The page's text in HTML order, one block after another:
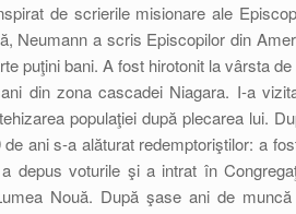
de scrierile misionare ale
Neumann a scris Episcopilor din
puţini bani. A fost hirotonit la vârsta
din zona cascadei Niagara. I-a
populaţiei după plecarea lui.
ani s-a alăturat redemptoriştilor: a
depus voturile şi a intrat în
Nouă. După şase ani de